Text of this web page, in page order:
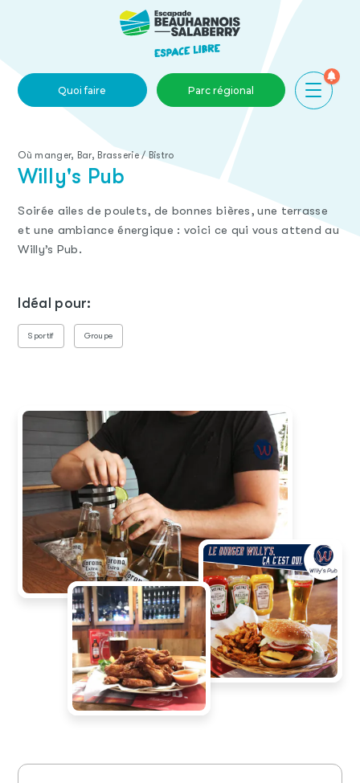
Skip to main content
Quoi faire Parc régional
Où manger, Bar, Brasserie / Bistro
Willy's Pub
Soirée ailes de poulets, de bonnes bières, une terrasse
et une ambiance énergique : voici ce qui vous attend au
Willy’s Pub.
Idéal pour:
Sportif Groupe